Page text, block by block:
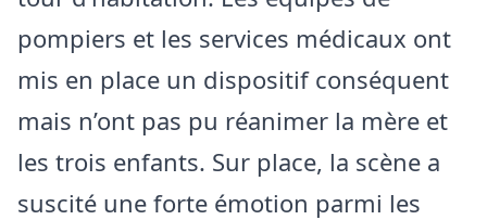
pompiers et les services médicaux ont
mis en place un dispositif conséquent
mais n’ont pas pu réanimer la mère et
les trois enfants. Sur place, la scène a
suscité une forte émotion parmi les